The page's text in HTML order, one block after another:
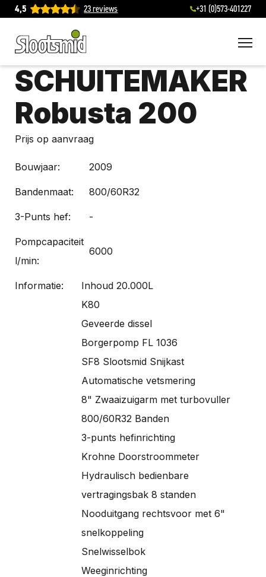
4,5 23 reviews +31 (0)573-401227
SCHUITEMAKER
Robusta 200
Prijs op aanvraag
Bouwjaar: 2009
Bandenmaat: 800/60R32
3-Punts hef: -
Pompcapaciteit
l/min:
6000
Informatie:
Inhoud 20.000L
K80
Geveerde dissel
Borgerpomp FL 1036
SF8 Slootsmid Snijkast
Automatische vetsmering
8" Zwaaizuigarm met turbovuller
800/60R32 Banden
3-punts hefinrichting
Krohne Doorstroommeter
Hydraulisch bedienbare
vertragingsbak 8 standen
Nooduitgang rechtsvoor met 6"
snelkoppeling
Snelwisselbok
Weeginrichting